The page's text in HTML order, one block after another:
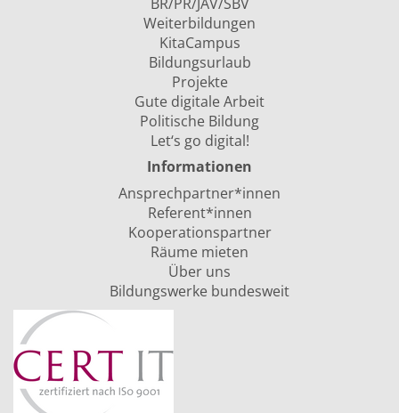
Weiterbildungen
KitaCampus
Bildungsurlaub
Projekte
Gute digitale Arbeit
Politische Bildung
Let‘s go digital!
Informationen
Ansprechpartner*innen
Referent*innen
Kooperationspartner
Räume mieten
Über uns
Bildungswerke bundesweit